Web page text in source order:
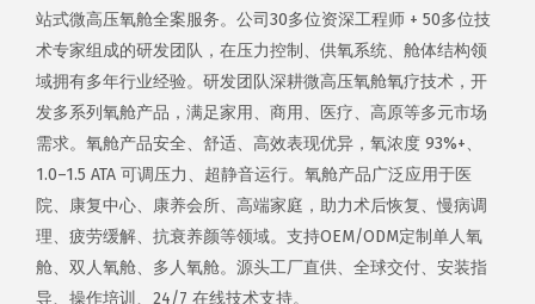
站式微高压氧舱全案服务。公司30多位资深工程师 + 50多位技
术专家组成的研发团队，在压力控制、供氧系统、舱体结构领
域拥有多年行业经验。研发团队深耕微高压氧舱氧疗技术，开
发多系列氧舱产品，满足家用、商用、医疗、高原等多元市场
需求。氧舱产品安全、舒适、高效表现优异，氧浓度 93%+、
1.0–1.5 ATA 可调压力、超静音运行。氧舱产品广泛应用于医
院、康复中心、康养会所、高端家庭，助力术后恢复、慢病调
理、疲劳缓解、抗衰养颜等领域。支持OEM/ODM定制单人氧
舱、双人氧舱、多人氧舱。源头工厂直供、全球交付、安装指
导、操作培训、24/7 在线技术支持。